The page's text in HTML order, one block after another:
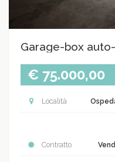
Garage-box
€ 75.000,00
Località
Contratto